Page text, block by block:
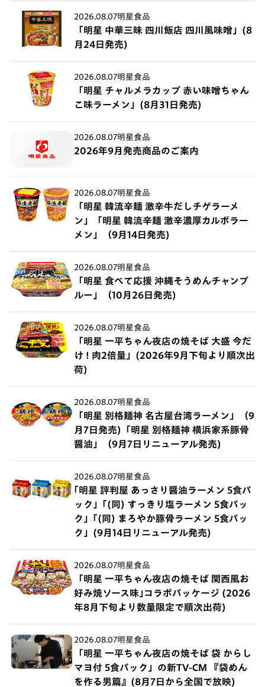
2026.08.07明星食品
「明星 中華三昧 四川飯店 四川風味噌」(8
月24日発売)
2026.08.07明星食品
「明星 チャルメラカップ 赤い味噌ちゃん
こ味ラーメン」(8月31日発売)
2026.08.07明星食品
2026年9月発売商品のご案内
2026.08.07明星食品
「明星 韓流辛麺 激辛牛だしチゲラーメ
ン」「明星 韓流辛麺 激辛濃厚カルボラー
メン」（9月14日発売)
2026.08.07明星食品
「明星 食べて応援 沖縄そうめんチャンプ
ルー」（10月26日発売)
2026.08.07明星食品
「明星 一平ちゃん夜店の焼そば 大盛 今だ
け ! 肉2倍量」(2026年9月下旬より順次出
荷)
2026.08.07明星食品
「明星 別格麺神 名古屋台湾ラーメン」（9
月7日発売)「明星 別格麺神 横浜家系豚骨
醤油」（9月7日リニューアル発売)
2026.08.07明星食品
｢明星 評判屋 あっさり醤油ラーメン 5食パ
ック」｢(同) すっきり塩ラーメン 5食パッ
ク」｢(同) まろやか豚骨ラーメン 5食パッ
ク」(9月14日リニューアル発売)
2026.08.07明星食品
「明星 一平ちゃん夜店の焼そば 関西風お
好み焼ソース味｣コラボパッケージ (2026
年8月下旬より数量限定で順次出荷)
2026.08.07明星食品
「明星 一平ちゃん夜店の焼そば 袋 からし
マヨ付 5食パック」の新TV-CM 『袋めん
を作る男篇』(8月7日から全国で放映)